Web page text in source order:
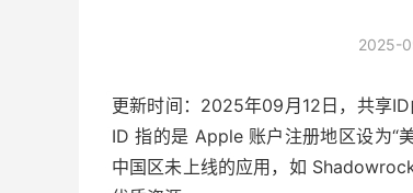
2025-
更新时间：2025年09月12日，共享
ID 指的是 Apple 账户注册地区设为“
中国区未上线的应用，如